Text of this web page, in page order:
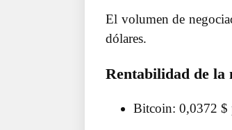
El volumen de
dólares.
Rentabilidad de la
Bitcoin: 0,0372 $